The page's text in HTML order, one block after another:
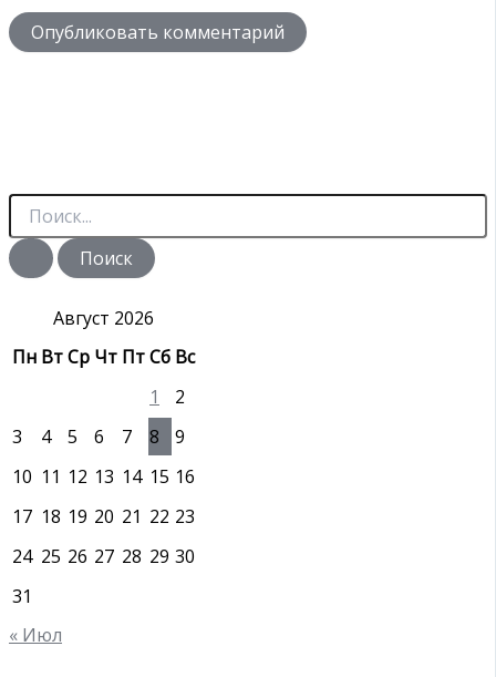
П
и
с
Август 2026
Пн ВтСр Чт ПтСб Вс
1
2
3
4 5 6 7 8
9
10 11 12 13 14 15 16
17 18 19 20 21 22 23
24 25 26 27 28 29 30
31
« Июл